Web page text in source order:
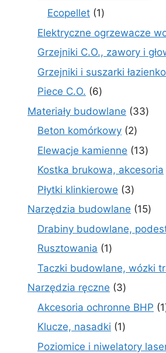
Ecopellet 11
Elektryczne ogrzewacze
Grzejniki C.O., zawory i
Grzejniki i suszarki
Piece C.O. 66
produktów
Materiały budowlane 3333
Beton komórkowy 22
Elewacje kamienne 1313
Kostka brukowa, akcesoria
Płytki klinkierowe 33
produkty
Narzędzia budowlane 1515
Drabiny budowlane,
Rusztowania 11
produkt
Taczki budowlane, wózki
Narzędzia ręczne 33
produkty
Akcesoria ochronne BHP 1
Klucze, nasadki 11
produkt
Poziomice i niwelatory